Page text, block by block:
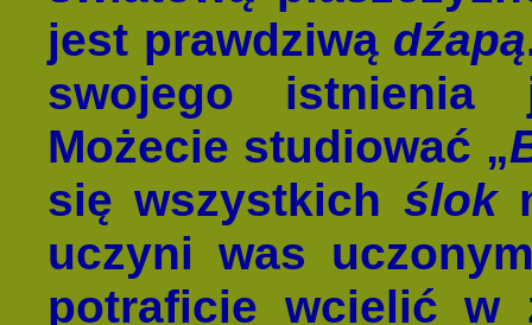
jest prawdziwą dźapą
swojego istnienia
Możecie studiować „
się wszystkich ślok
uczyni was
potraficie wcielić w